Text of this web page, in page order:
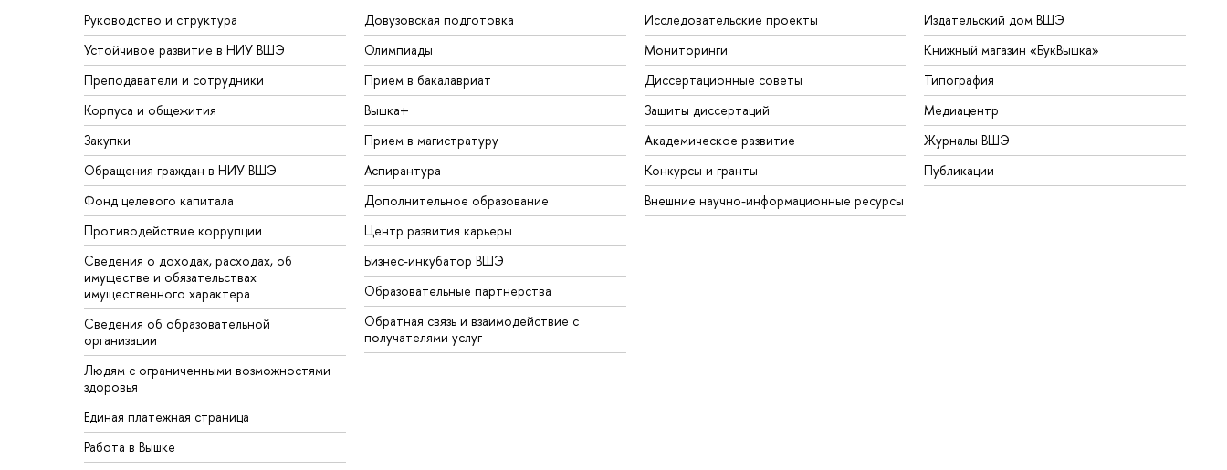
Руководство и структура
Устойчивое развитие в НИУ ВШЭ
Преподаватели и сотрудники
Корпуса и общежития
Закупки
Обращения граждан в НИУ ВШЭ
Фонд целевого капитала
Противодействие коррупции
Сведения о доходах, расходах, об
имуществе и обязательствах
имущественного характера
Сведения об образовательной
организации
Людям с ограниченными возможностями
здоровья
Единая платежная страница
Работа в Вышке
Довузовская подготовка
Олимпиады
Прием в бакалавриат
Вышка+
Прием в магистратуру
Аспирантура
Дополнительное образование
Центр развития карьеры
Бизнес-инкубатор ВШЭ
Образовательные партнерства
Обратная связь и взаимодействие с
получателями услуг
Исследовательские проекты
Мониторинги
Диссертационные советы
Защиты диссертаций
Академическое развитие
Конкурсы и гранты
Внешние научно-информационные ресурсы
Издательский дом ВШЭ
Книжный магазин «БукВышка»
Типография
Медиацентр
Журналы ВШЭ
Публикации